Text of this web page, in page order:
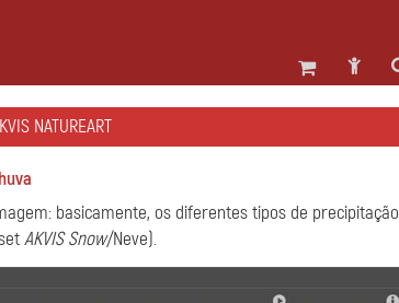
NATUREART
basicamente, os diferentes tipos de
AKVIS Snow/Neve).